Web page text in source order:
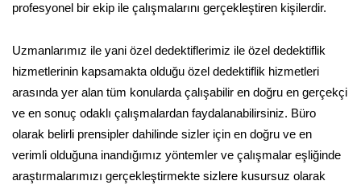
profesyonel bir ekip ile çalışmalarını gerçekleştiren kişilerdir.
Uzmanlarımız ile yani özel dedektiflerimiz ile özel dedektiflik
hizmetlerinin kapsamakta olduğu özel dedektiflik hizmetleri
arasında yer alan tüm konularda çalışabilir en doğru en gerçekçi
ve en sonuç odaklı çalışmalardan faydalanabilirsiniz. Büro
olarak belirli prensipler dahilinde sizler için en doğru ve en
verimli olduğuna inandığımız yöntemler ve çalışmalar eşliğinde
araştırmalarımızı gerçekleştirmekte sizlere kusursuz olarak